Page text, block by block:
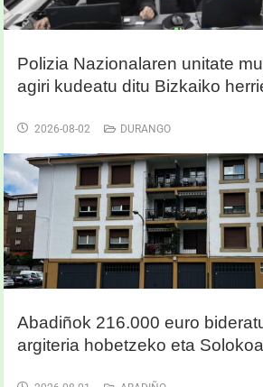
Polizia Nazionalaren unitate
agiri kudeatu ditu Bizkaiko
2026-08-02 DURANGO
Abadiñok 216.000 euro
argiteria hobetzeko eta